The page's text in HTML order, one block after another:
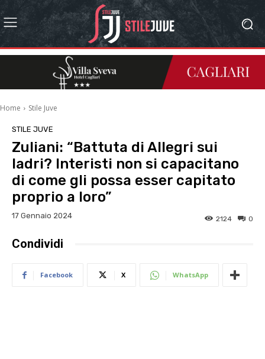
Home Stile Juve
STILE JUVE
Zuliani: “Battuta di Allegri sui
ladri? Interisti non si capacitano
di come gli possa esser capitato
proprio a loro”
17 Gennaio 2024 0
2124
Condividi
Facebook X WhatsApp